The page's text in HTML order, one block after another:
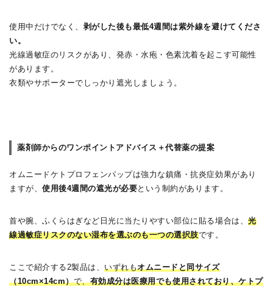
使用中だけでなく、 剥がした後も最低4週間は紫外線を避けてくださ
い。
光線過敏症のリスクがあり、発赤・水疱・色素沈着を起こす可能性
があります。
衣類やサポーターでしっかり遮光しましょう。
薬剤師からのワンポイントアドバイス＋代替薬の提案
オムニードケトプロフェンパップは強力な鎮痛・抗炎症効果があり
ますが、使用後4週間の遮光が必要という制約があります。
首や腕、ふくらはぎなど日光に当たりやすい部位に貼る場合は、光
線過敏症リスクのない湿布を選ぶのも一つの選択肢です。
ここで紹介する2製品は、いずれもオムニードと同サイズ
（10cm×14cm）で、有効成分は医療用でも使用されており、ケトプ